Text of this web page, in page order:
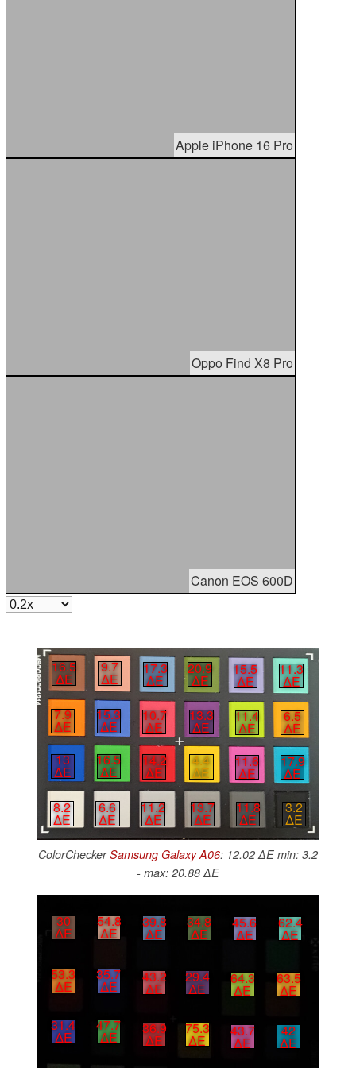
Apple iPhone 16 Pro
Oppo Find X8 Pro
Canon EOS 600D
16.5
∆E
9.7
∆E
17.3
∆E
20.9
∆E
15.5
∆E
11.3
∆E
7.9
∆E
15.3
∆E
10.7
∆E
13.3
∆E
11.4
∆E
6.5
∆E
13
∆E
16.5
∆E
14.2
∆E
4.4
∆E
11.6
∆E
17.9
∆E
8.2
∆E
6.6
∆E
11.2
∆E
13.7
∆E
11.8
∆E
3.2
∆E
ColorCheckerSamsung Galaxy A06: 12.02 ∆E min: 3.2
- max: 20.88 ∆E
30
∆E
54.8
∆E
39.8
∆E
34.8
∆E
45.6
∆E
62.4
∆E
53.3
∆E
35.7
∆E
43.2
∆E
29.4
∆E
64.3
∆E
63.5
∆E
31.4
∆E
47.7
∆E
36.9
∆E
75.3
∆E
43.7
∆E
42
∆E